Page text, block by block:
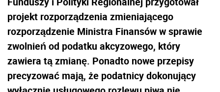
projekt rozporządzenia zmieniającego
rozporządzenie Ministra Finansów w sprawie
zwolnień od podatku akcyzowego, który
zawiera tą zmianę. Ponadto nowe przepisy
precyzować mają, że podatnicy dokonujący